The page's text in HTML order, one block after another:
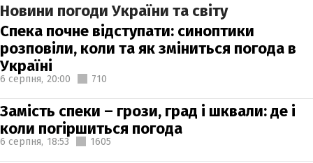
Новини погоди України та світу
Спека почне відступати: синоптики
розповіли, коли та як зміниться погода в
Україні
6 серпня, 20:00 710
Замість спеки – грози, град і шквали: де і
коли погіршиться погода
6 серпня, 18:53 1605